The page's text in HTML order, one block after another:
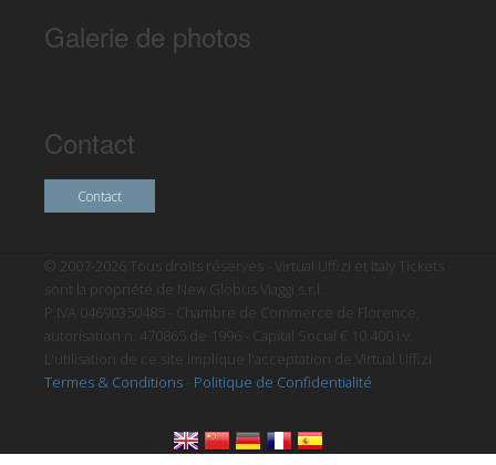
Galerie de photos
Contact
Contact
© 2007-2026 Tous droits réservés - Virtual Uffizi et Italy Tickets
sont la propriété de New Globus Viaggi s.r.l.
P.IVA 04690350485 - Chambre de Commerce de Florence,
autorisation n. 470865 de 1996 - Capital Social € 10.400 i.v.
L'utilisation de ce site implique l'acceptation de Virtual Uffizi
Termes & Conditions
Politique de Confidentialité